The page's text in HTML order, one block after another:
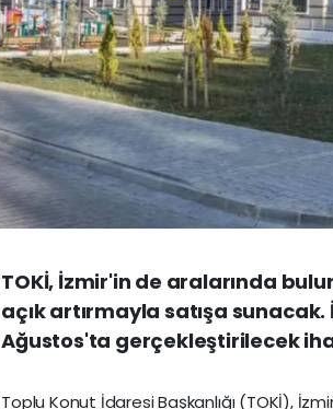
TOKİ, İzmir'in de aralarında
açık artırmayla satışa
Ağustos'ta gerçekleştirilecek
Toplu Konut İdaresi Başkanlığı (TOKİ),